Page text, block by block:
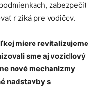
zabezpečiť
riziká pre vodičov.
miere revitalizujeme
sme aj vozidlový
nové mechanizmy
nadstavby s